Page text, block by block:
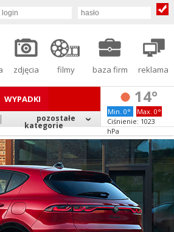
zdjęcia filmy baza firm reklama
WYPADKI
pozostałe
kategorie
14°
Min. 0°
Max. 0°
Ciśnienie: 1023
hPa